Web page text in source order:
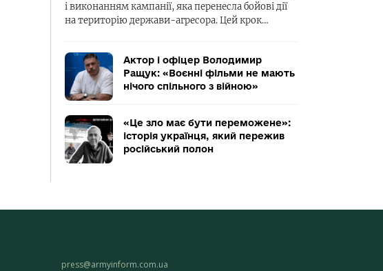
і виконанням кампанії, яка перенесла бойові дії
на територію держави-агресора. Цей крок…
Актор і офіцер Володимир
Ращук: «Воєнні фільми не мають
нічого спільного з війною»
«Це зло має бути переможене»:
історія українця, який пережив
російський полон
press@armyinform.com.ua